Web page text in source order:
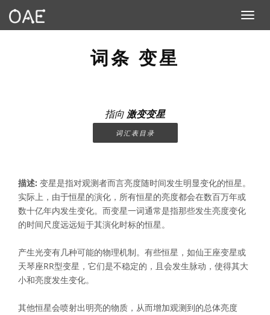
Toggle
词条 变星
指向 激变变星
词汇表目录
描述: 变星是指对观测者而言亮度随时间发生明显变化的恒星。
实际上，由于恒星的演化，所有恒星的亮度都会在数百万年或
数十亿年内发生变化。而变星一词通常是指那些发生亮度变化
的时间尺度远远短于其演化时标的恒星。
产生光变有几种可能的物理机制。有些恒星，如仙王座变星或
天琴座RR型变星，它们是不稳定的，且会发生脉动，使得其大
小和亮度发生变化。
其他恒星会喷射出明亮的物质，从而增加观测到的总体亮度